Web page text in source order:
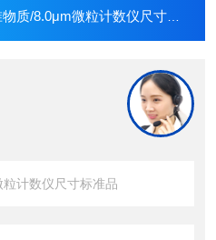
/8.0μm微粒计数仪尺寸标准品